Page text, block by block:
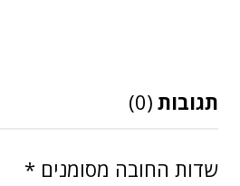
תגובות (0)
שדות החובה מסומנים *